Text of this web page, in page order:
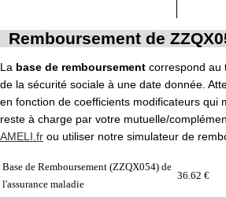
Remboursement de
La base de remboursement correspond au
de la sécurité sociale à une date donnée.
en fonction de coefficients modificateurs qui
reste à charge par votre mutuelle/
AMELI.fr ou utiliser notre simulateur de
Base de Remboursement (ZZQX054) de
l'assurance maladie
36.62 €